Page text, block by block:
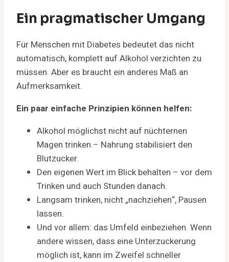
Ein pragmatischer Umgang
Für Menschen mit Diabetes bedeutet das nicht
automatisch, komplett auf Alkohol verzichten zu
müssen. Aber es braucht ein anderes Maß an
Aufmerksamkeit.
Ein paar einfache Prinzipien können helfen:
Alkohol möglichst nicht auf nüchternen
Magen trinken – Nahrung stabilisiert den
Blutzucker.
Den eigenen Wert im Blick behalten – vor dem
Trinken und auch Stunden danach.
Langsam trinken, nicht „nachziehen“, Pausen
lassen.
Und vor allem: das Umfeld einbeziehen. Wenn
andere wissen, dass eine Unterzuckerung
möglich ist, kann im Zweifel schneller